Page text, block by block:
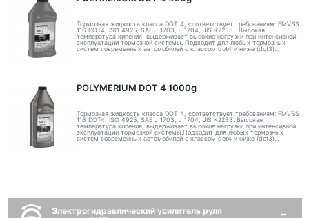
Тормозная жидкость класса DOT 4, соответствует требованиям: FMVSS
116 DOT4, ISO 4925, SAE J 1703, J 1704, JIS K2233. Высокая
температура кипения, выдерживает высокие нагрузки при интенсивной
эксплуатации тормозной системы. Подходит для любых тормозных
систем современных автомобилей с классом dot4 и ниже (dot3)...
POLYMERIUM DOT 4 1000g
Тормозная жидкость класса DOT 4, соответствует требованиям: FMVSS
116 DOT4, ISO 4925, SAE J 1703, J 1704, JIS K2233. Высокая
температура кипения, выдерживает высокие нагрузки при интенсивной
эксплуатации тормозной системы.Подходит для любых тормозных
систем современных автомобилей с классом dot4 и ниже (dot3)...
Электрогидравлический усилитель руля